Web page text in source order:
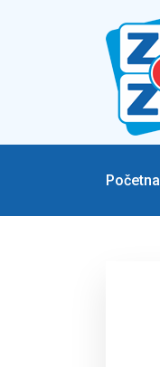
Početna